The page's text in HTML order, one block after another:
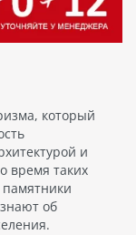
который
и
время таких
об